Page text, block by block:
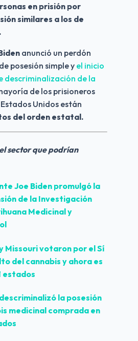
en prisión por
similares a los de
anunció un perdón
posesión simple y el inicio
descriminalización de la
de los prisioneros
del orden estatal.
sector que podrían
Joe Biden promulgó la
de la Investigación
Medicinal y
Missouri votaron por el Sí
del cannabis y ahora es
estados
descriminalizó la posesión
medicinal comprada en